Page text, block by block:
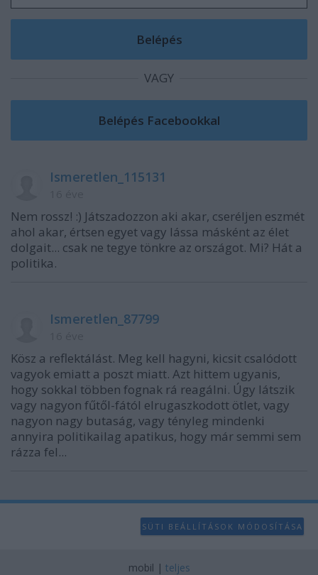
VAGY
Ismeretlen_115131
Nem rossz! :) Játszadozzon aki akar, cseréljen eszmét
ahol akar, értsen egyet vagy lássa másként az élet
dolgait... csak ne tegye tönkre az országot. Mi? Hát a
politika.
Ismeretlen_87799
Kösz a reflektálást. Meg kell hagyni, kicsit csalódott
vagyok emiatt a poszt miatt. Azt hittem ugyanis,
hogy sokkal többen fognak rá reagálni. Úgy látszik
vagy nagyon fűtől-fától elrugaszkodott ötlet, vagy
nagyon nagy butaság, vagy tényleg mindenki
annyira politikailag apatikus, hogy már semmi sem
rázza fel...
SÜTI BEÁLLÍTÁSOK MÓDOSÍTÁSA
mobil | teljes